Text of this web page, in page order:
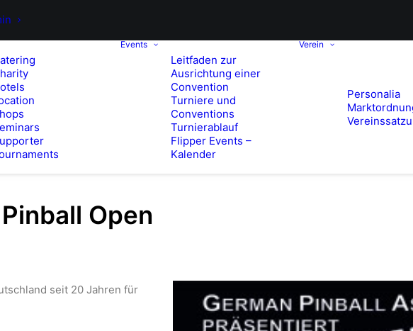
Events
Leitfaden zur
Ausrichtung einer
Convention
Turniere und
Conventions
Turnierablauf
Flipper Events –
Kalender
Verein
Personalia
Open
seit 20 Jahren für